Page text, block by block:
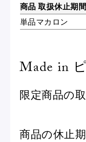
商品 取扱休止期間
単品マカロン
Made in
限定商品の
商品の休止